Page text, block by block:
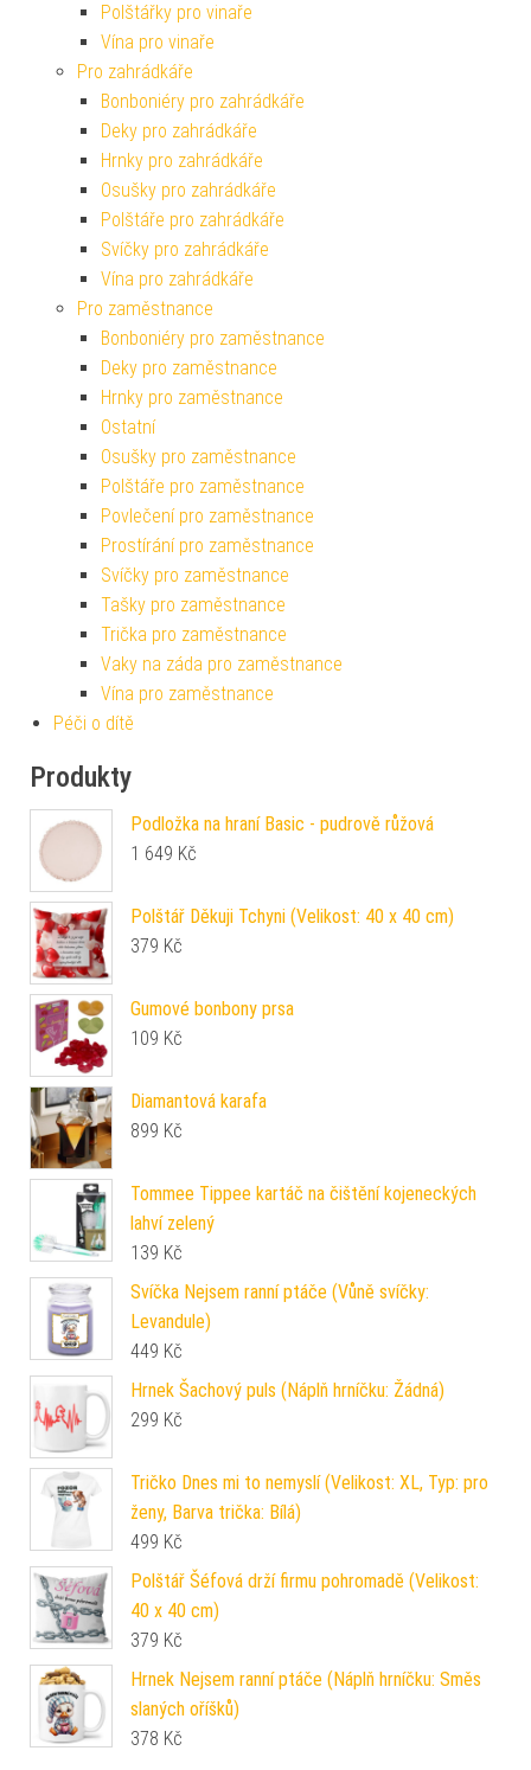
Polštářky pro vinaře
Vína pro vinaře
Pro zahrádkáře
Bonboniéry pro zahrádkáře
Deky pro zahrádkáře
Hrnky pro zahrádkáře
Osušky pro zahrádkáře
Polštáře pro zahrádkáře
Svíčky pro zahrádkáře
Vína pro zahrádkáře
Pro zaměstnance
Bonboniéry pro zaměstnance
Deky pro zaměstnance
Hrnky pro zaměstnance
Ostatní
Osušky pro zaměstnance
Polštáře pro zaměstnance
Povlečení pro zaměstnance
Prostírání pro zaměstnance
Svíčky pro zaměstnance
Tašky pro zaměstnance
Trička pro zaměstnance
Vaky na záda pro zaměstnance
Vína pro zaměstnance
Péči o dítě
Produkty
Podložka na hraní Basic - pudrově růžová
1 649 Kč
Polštář Děkuji Tchyni (Velikost: 40 x 40 cm)
379 Kč
Gumové bonbony prsa
109 Kč
Diamantová karafa
899 Kč
Tommee Tippee kartáč na čištění kojeneckých
lahví zelený
139 Kč
Svíčka Nejsem ranní ptáče (Vůně svíčky:
Levandule)
449 Kč
Hrnek Šachový puls (Náplň hrníčku: Žádná)
299 Kč
Tričko Dnes mi to nemyslí (Velikost: XL, Typ: pro
ženy, Barva trička: Bílá)
499 Kč
Polštář Šéfová drží firmu pohromadě (Velikost:
40 x 40 cm)
379 Kč
Hrnek Nejsem ranní ptáče (Náplň hrníčku: Směs
slaných oříšků)
378 Kč